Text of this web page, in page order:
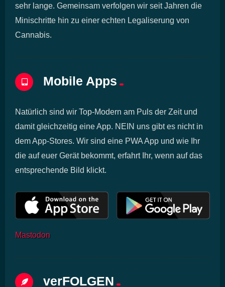
sehr lange. Gemeinsam verfolgen wir seit Jahren die
Minischritte hin zu einer echten Legaliserung von
Cannabis.
Mobile Apps
Natürlich sind wir Top-Modern am Puls der Zeit und
damit gleichzeitig eine App. NEIN uns gibt es nicht in
dem App-Stores. Wir sind eine PWA App und wie Ihr
die auf euer Gerät bekommt, erfahrt Ihr, wenn auf das
entsprechende Bild klickt.
Mastodon
verFOLGEN